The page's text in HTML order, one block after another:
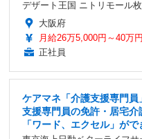
デザート王国 ニトリモール
大阪府
月給26万5,000円～40万円
正社員
ケアマネ「介護支援専門
支援専門員の免許・居宅
「ワード、エクセル」がで